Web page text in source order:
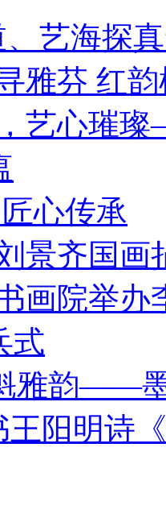
、艺海探
雅芬 红
艺心璀
心传承
景齐国画
画院举办
式
雅韵——
王阳明诗